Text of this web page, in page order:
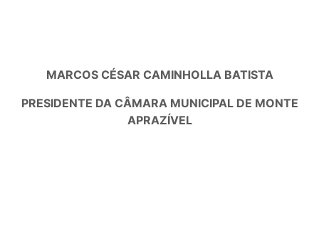
MARCOSCÉSAR CAMINHOLLA BATISTA
PRESIDENTE DA CÂMARA MUNICIPAL DE MONTE
APRAZÍVEL